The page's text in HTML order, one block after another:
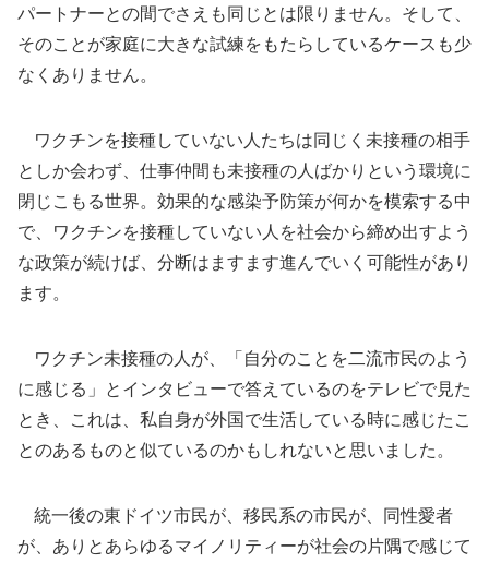
パートナーとの間でさえも同じとは限りません。そして、
そのことが家庭に大きな試練をもたらしているケースも少
なくありません。
ワクチンを接種していない人たちは同じく未接種の相手
としか会わず、仕事仲間も未接種の人ばかりという環境に
閉じこもる世界。効果的な感染予防策が何かを模索する中
で、ワクチンを接種していない人を社会から締め出すよう
な政策が続けば、分断はますます進んでいく可能性があり
ます。
ワクチン未接種の人が、「自分のことを二流市民のよう
に感じる」とインタビューで答えているのをテレビで見た
とき、これは、私自身が外国で生活している時に感じたこ
とのあるものと似ているのかもしれないと思いました。
統一後の東ドイツ市民が、移民系の市民が、同性愛者
が、ありとあらゆるマイノリティーが社会の片隅で感じて